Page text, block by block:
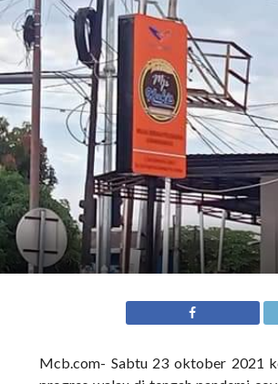
Mcb.com- Sabtu 23 oktober 2021